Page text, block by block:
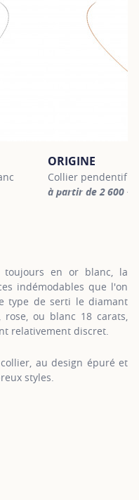
ORIGINE
Collier pendentif
à partir de 2 600 €
toujours en or blanc, la
indémodables que l'on
type de serti le diamant
ou blanc 18 carats,
relativement discret.
au design épuré et
styles.